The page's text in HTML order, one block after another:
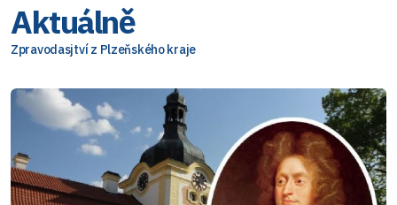
Aktuálně
Zpravodasjtví z Plzeňského kraje